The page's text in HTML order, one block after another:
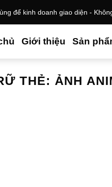
để kinh doanh giao diện -
Giới thiệu Sản
THẺ: ẢNH